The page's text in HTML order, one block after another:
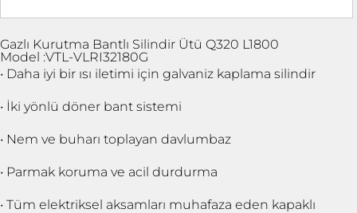
Gazlı Kurutma Bantlı Silindir Ütü Q320 L1800
Model :VTL-VLRI32180G
• Daha iyi bir ısı iletimi için galvaniz kaplama silindir
• İki yönlü döner bant sistemi
• Nem ve buharı toplayan davlumbaz
• Parmak koruma ve acil durdurma
• Tüm elektriksel aksamları muhafaza eden kapaklı